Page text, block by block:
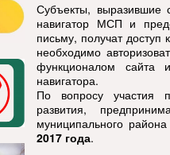
Субъекты, выразившие
навигатор МСП и
письму, получат
необходимо
функционалом сайта
навигатора.
По вопросу участия
развития,
муниципального
2017 года.